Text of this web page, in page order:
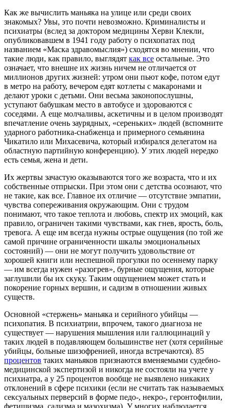
Как же вычислить маньяка на улице или среди своих
знакомых? Увы, это почти невозможно. Криминалисты и
психиатры (вслед за доктором медицины Херви Клекли,
опубликовавшем в 1941 году работу о психопатах под
названием «Маска здравомыслия») сходятся во мнении, что
такие люди, как правило, выглядят как все остальные. Это
означает, что внешне их жизнь ничем не отличается от
миллионов других жизней: утром они пьют кофе, потом едут
в метро на работу, вечером едят котлеты с макаронами и
делают уроки с детьми. Они весьма законопослушны,
уступают бабушкам место в автобусе и здороваются с
соседями. А еще молчаливы, аскетичны и в целом производят
впечатление очень заурядных, «сереньких» людей (вспомните
ударного работника-снабженца и примерного семьянина
Чикатило или Михасевича, который избирался делегатом на
областную партийную конференцию). У этих людей нередко
есть семья, жена и дети.
Их жертвы зачастую оказываются того же возраста, что и их
собственные отпрыски. При этом они с детства осознают, что
не такие, как все. Главное их отличие — отсутствие эмпатии,
чувства сопереживания окружающим. Они с трудом
понимают, что такое теплота и любовь, спектр их эмоций, как
правило, ограничен такими чувствами, как гнев, ярость, боль,
тревога. А еще им всегда нужны острые ощущения (по той же
самой причине ограниченности шкалы эмоциональных
состояний) — они не могут получить удовольствие от
хорошей книги или неспешной прогулки по осеннему парку
— им всегда нужен «разогрев», бурные ощущения, которые
заглушили бы их скуку. Таким ощущением может стать и
покорение горных вершин, и садизм в отношении живых
существ.
Основной «стержень» маньяка и серийного убийцы —
психопатия. В психиатрии, впрочем, такого диагноза не
существует — нарушения мышления или галлюцинаций у
таких людей в подавляющем большинстве нет (хотя серийные
убийцы, больные шизофренией, иногда встречаются). 85
процентов таких маньяков признаются вменяемыми судебно-
медицинской экспертизой и никогда не состояли на учете у
психиатра, а у 25 процентов вообще не выявлено никаких
отклонений в сфере психики (если не считать так называемых
сексуальных перверсий в форме педо-, некро-, геронтофилии,
фетишизма, садизма и мазохизма). У многих наблюдается